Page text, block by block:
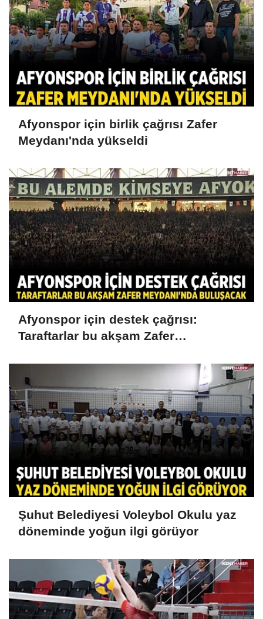
Afyonspor için birlik çağrısı Zafer
Meydanı'nda yükseldi
Afyonspor için destek çağrısı:
Taraftarlar bu akşam Zafer
Şuhut Belediyesi Voleybol Okulu yaz
döneminde yoğun ilgi görüyor